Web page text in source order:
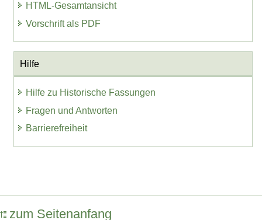
HTML-Gesamtansicht
Vorschrift als PDF
Hilfe
Hilfe zu Historische Fassungen
Fragen und Antworten
Barrierefreiheit
zum Seitenanfang